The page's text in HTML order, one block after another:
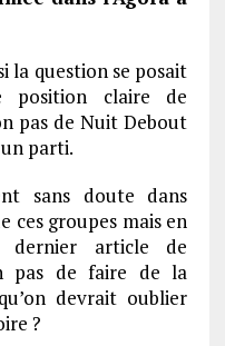
la question se posait
claire de
pas de Nuit Debout
parti.
sans doute dans
ces groupes mais en
dernier article de
pas de faire de la
devrait oublier
?